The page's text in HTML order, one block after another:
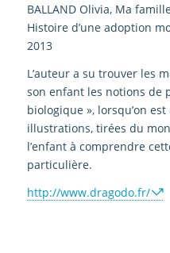
BALLAND Olivia, Ma
Histoire d’une adoption
2013
L’auteur a su trouver les
son enfant les notions de
biologique », lorsqu’on
illustrations, tirées du
l’enfant à comprendre
particulière.
http://www.dragodo.fr/